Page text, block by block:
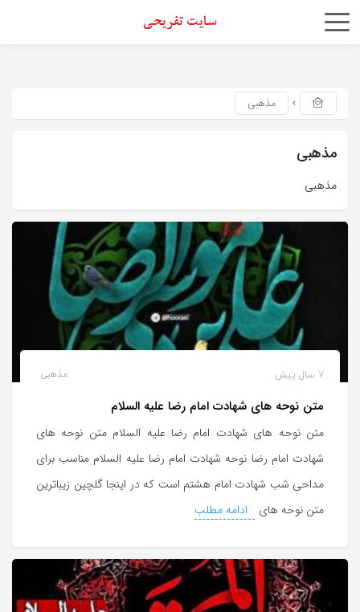
اشتراک
استفاده
روش‌های
زیر
می‌توانید
اشتراک
بگذارید.
کپی
لینک
مذهبی
مذهبی
مذهبی
مذهبی 7 سال پیش
متن نوحه های شهادت امام رضا علیه السلام
متن نوحه های شهادت امام رضا علیه السلام متن نوحه های
شهادت امام رضا نوحه شهادت امام رضا علیه السلام مناسب برای
مداحی شب شهادت امام هشتم است که در اینجا گلچین زیباترین
متن نوحه های
ادامه مطلب